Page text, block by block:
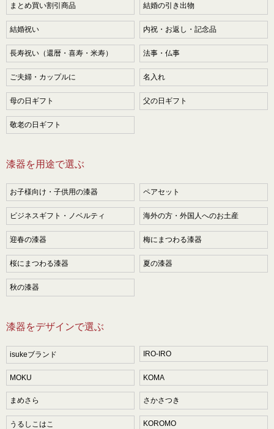
まとめ買い割引商品 結婚の引き出物
結婚祝い 内祝・お返し・記念品
長寿祝い（還暦・喜寿・米寿） 法事・仏事
ご夫婦・カップルに 名入れ
母の日ギフト 父の日ギフト
敬老の日ギフト
漆器を用途で選ぶ
お子様向け・子供用の漆器 ペアセット
ビジネスギフト・ノベルティ 海外の方・外国人へのお土産
迎春の漆器 梅にまつわる漆器
桜にまつわる漆器 夏の漆器
秋の漆器
漆器をデザインで選ぶ
isukeブランド IRO-IRO
MOKU KOMA
まめさら さかさつき
うるしこはこ KOROMO